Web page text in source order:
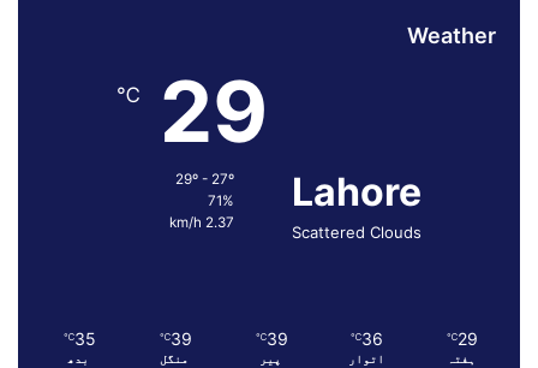
Weather
Lahore
Scattered Clouds
29
℃
71%
2.37 km/h
29
℃
ہفتہ
36
℃
اتوار
39
℃
پیر
39
℃
منگل
35
℃
بدھ